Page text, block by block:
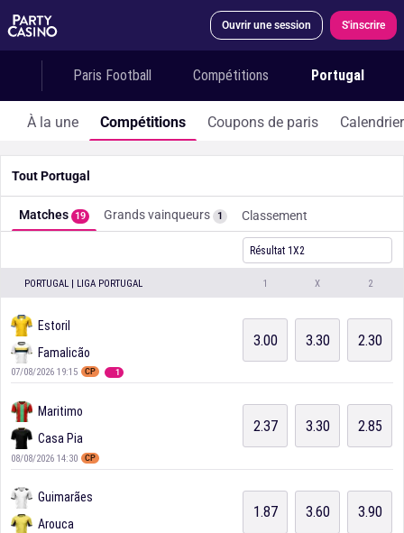
Ouvrir une session S'inscrire
Paris Football Compétitions Portugal
À la une Compétitions Coupons de paris Calendrier
Tout Portugal
Matches 19 Grands vainqueurs 1 Classement
Résultat 1X2
PORTUGAL | LIGA PORTUGAL 1 X 2
Estoril
Famalicão
07/08/2026 19:15 CP 1
3.00 3.30 2.30
Maritimo
Casa Pia
08/08/2026 14:30 CP
2.37 3.30 2.85
Guimarães
Arouca
1.87 3.60 3.90